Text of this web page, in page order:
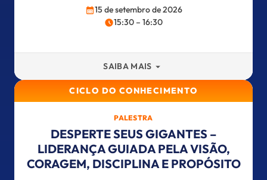
15 de setembro de 2026
15:30 – 16:30
SAIBA MAIS
CICLO DO CONHECIMENTO
PALESTRA
DESPERTE SEUS GIGANTES –
LIDERANÇA GUIADA PELA VISÃO,
CORAGEM, DISCIPLINA E PROPÓSITO